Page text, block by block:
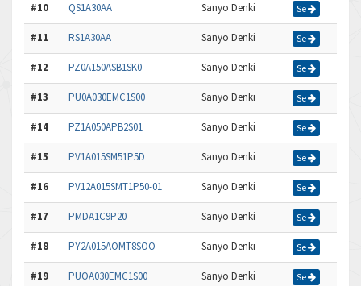
#10 QS1A30AA Sanyo Denki Se
#11 RS1A30AA Sanyo Denki Se
#12 PZ0A150ASB1SK0 Sanyo Denki Se
#13 PU0A030EMC1S00 Sanyo Denki Se
#14 PZ1A050APB2S01 Sanyo Denki Se
#15 PV1A015SM51P5D Sanyo Denki Se
#16 PV12A015SMT1P50-01 Sanyo Denki Se
#17 PMDA1C9P20 Sanyo Denki Se
#18 PY2A015AOMT8SOO Sanyo Denki Se
#19 PUOA030EMC1S00 Sanyo Denki Se